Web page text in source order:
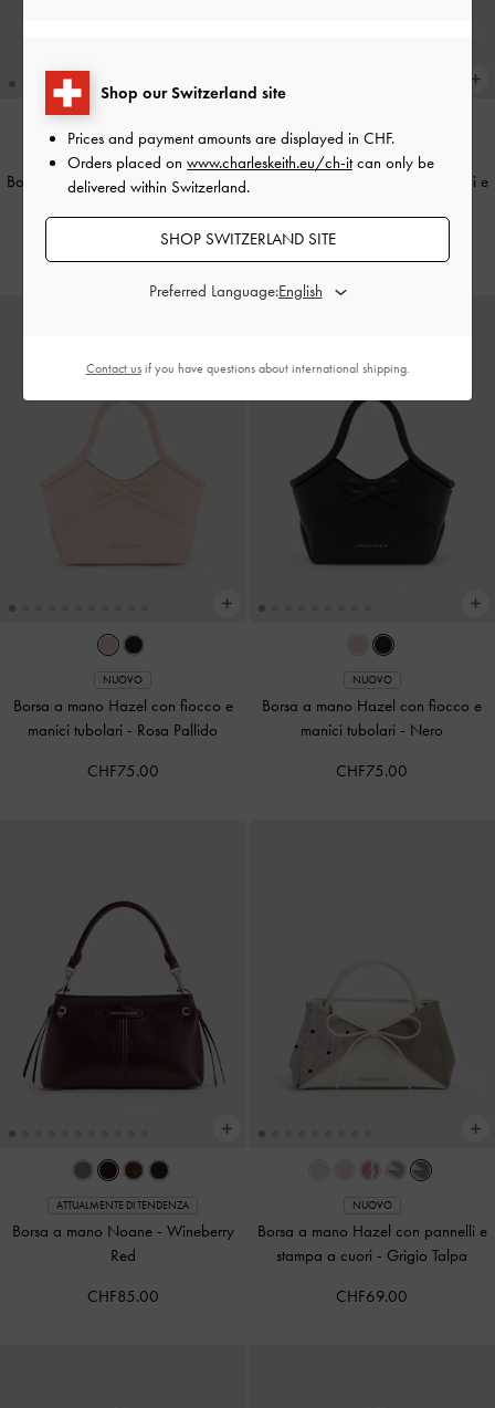
ATTUALMENTE DI TENDENZA
Borsa a spalla Hazel con pannelli a
ATTUALMENTE DI TENDENZA
Borsa a spalla Hazel con pannelli e
NUOVO
Borsa a mano Hazel con fiocco e
manici tubolari - Rosa Pallido
CHF75.00
NUOVO
Borsa a mano Hazel con fiocco e
manici tubolari - Nero
CHF75.00
ATTUALMENTE DI TENDENZA
Borsa a mano Noane - Wineberry
Red
CHF85.00
NUOVO
Borsa a mano Hazel con pannelli e
stampa a cuori - Grigio Talpa
CHF69.00
Shop our Switzerland site
Prices and payment amounts are displayed in CHF.
Orders placed on www.charleskeith.eu/ch-itcan only be
delivered within Switzerland.
SHOP SWITZERLAND SITE
Preferred Language:
Contact usif you have questions about international shipping.